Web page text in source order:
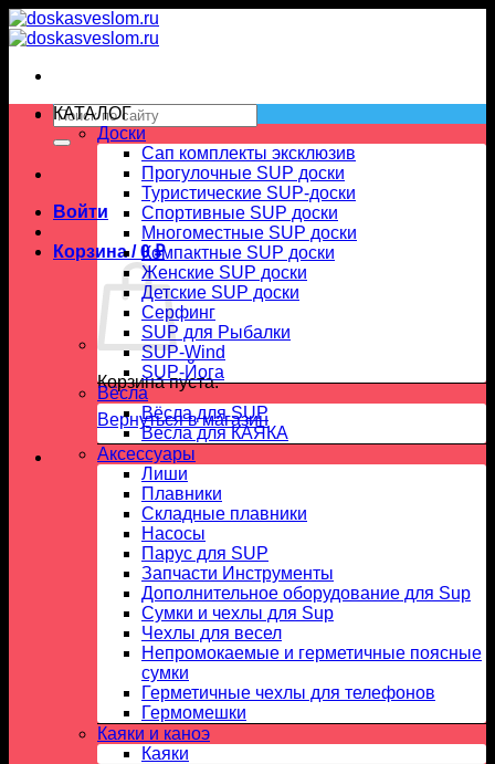
Skip
to
Искать:
Войти
Корзина /0₽
Корзина пуста.
Вернуться в магазин
КАТАЛОГ
Доски
Сап комплекты эксклюзив
Прогулочные SUP доски
Туристические SUP-доски
Спортивные SUP доски
Многоместные SUP доски
Компактные SUP доски
Женские SUP доски
Детские SUP доски
Серфинг
SUP для Рыбалки
SUP-Wind
SUP-Йога
Вёсла
Вёсла для SUP
Весла для КАЯКА
Аксессуары
Лиши
Плавники
Складные плавники
Насосы
Парус для SUP
Запчасти Инструменты
Дополнительное оборудование для Sup
Сумки и чехлы для Sup
Чехлы для весел
Непромокаемые и герметичные поясные
сумки
Герметичные чехлы для телефонов
Гермомешки
Каяки и каноэ
Каяки